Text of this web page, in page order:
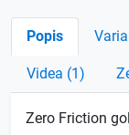
Popis
Videa (1)
Zero Friction